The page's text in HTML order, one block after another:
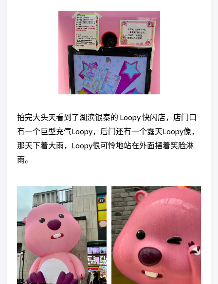
拍完大头天看到了湖滨银泰的 Loopy 快闪店，店门口
有一个巨型充气Loopy，后门还有一个露天Loopy像，
那天下着大雨，Loopy很可怜地站在外面摆着笑脸淋
雨。